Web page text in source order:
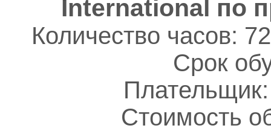
International по
Количество часов:
Срок
Стоимость